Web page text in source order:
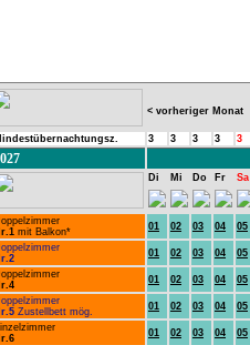
< vorheriger Monat
3 3 3 3 3
Di Mi Do Fr Sa
mit Balkon* 01 02 03 04 05
01 02 03 04 05
01 02 03 04 05
Zustellbett mög. 01 02 03 04 05
01 02 03 04 05